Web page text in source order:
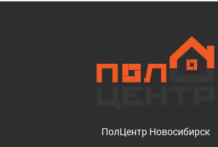
ПолЦентр Новосибирск